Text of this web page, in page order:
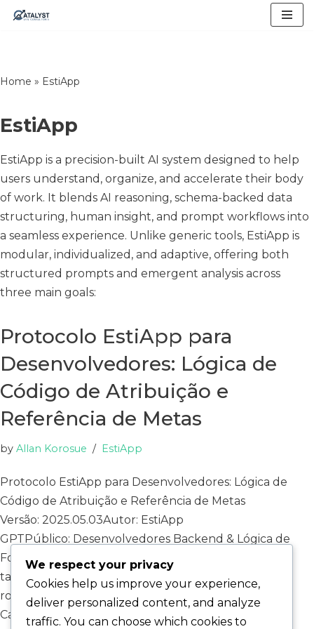
content
Home » EstiApp
EstiApp
EstiApp is a precision-built AI system designed to help
users understand, organize, and accelerate their body
of work. It blends AI reasoning, schema-backed data
structuring, human insight, and prompt workflows into
a seamless experience. Unlike generic tools, EstiApp is
modular, individualized, and adaptive, offering both
structured prompts and emergent analysis across
three main goals:
Protocolo EstiApp para
Desenvolvedores: Lógica de
Código de Atribuição e
Referência de Metas
by Allan Korosue EstiApp
Protocolo EstiApp para Desenvolvedores: Lógica de
Código de Atribuição e Referência de Metas
Versão: 2025.05.03Autor: EstiApp
GPTPúblico: Desenvolvedores Backend & Lógica de
FormuláriosEscopo: Aplicável ao fluxo de criação de
tarefas, conformidade com o esquema e lógica de
roteamento de atribuições. 1. Definições dos
Campos…
Read More »
We respect your privacy
Cookies help us improve your experience,
deliver personalized content, and analyze
traffic. You can choose which cookies to